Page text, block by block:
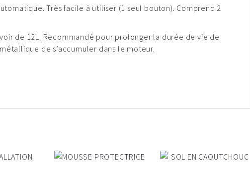
Très facile à utiliser (1 seul bouton). Comprend 2
de 12L. Recommandé pour prolonger la durée de vie de
de s’accumuler dans le moteur.